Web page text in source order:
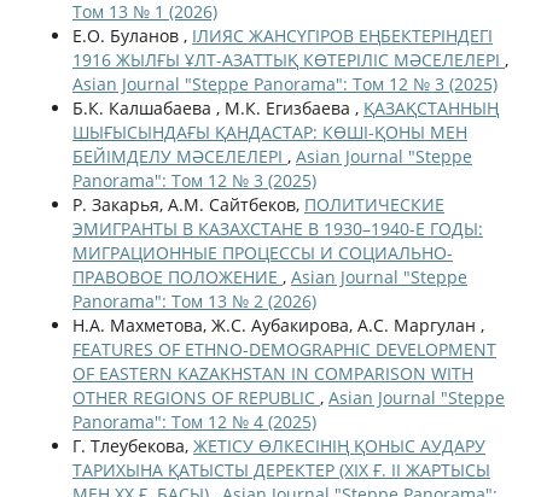
Том 13 № 1 (2026)
Е.О. Буланов , ІЛИЯС ЖАНСҮГІРОВ ЕҢБЕКТЕРІНДЕГІ
1916 ЖЫЛҒЫ ҰЛТ-АЗАТТЫҚ КӨТЕРІЛІС МӘСЕЛЕЛЕРІ ,
Asian Journal "Steppe Panorama": Том 12 № 3 (2025)
Б.К. Калшабаева , М.К. Егизбаева , ҚАЗАҚСТАННЫҢ
ШЫҒЫСЫНДАҒЫ ҚАНДАСТАР: КӨШІ-ҚОНЫ МЕН
БЕЙІМДЕЛУ МӘСЕЛЕЛЕРІ , Asian Journal "Steppe
Panorama": Том 12 № 3 (2025)
Р. Закарья, A.M. Сайтбеков, ПОЛИТИЧЕСКИЕ
ЭМИГРАНТЫ В КАЗАХСТАНЕ В 1930–1940-Е ГОДЫ:
МИГРАЦИОННЫЕ ПРОЦЕССЫ И СОЦИАЛЬНО-
ПРАВОВОЕ ПОЛОЖЕНИЕ , Asian Journal "Steppe
Panorama": Том 13 № 2 (2026)
Н.А. Махметова, Ж.С. Аубакирова, А.С. Маргулан ,
FEATURES OF ETHNO-DEMOGRAPHIC DEVELOPMENT
OF EASTERN KAZAKHSTAN IN COMPARISON WITH
OTHER REGIONS OF REPUBLIC , Asian Journal "Steppe
Panorama": Том 12 № 4 (2025)
Г. Тлеубекова, ЖЕТІСУ ӨЛКЕСІНІҢ ҚОНЫС АУДАРУ
ТАРИХЫНА ҚАТЫСТЫ ДЕРЕКТЕР (ХІХ Ғ. ІІ ЖАРТЫСЫ